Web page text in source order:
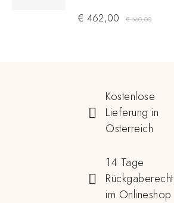
€660,00
€ 462,00
Kostenlose
Lieferung in
Österreich
14 Tage
Rückgaberecht
im Onlineshop